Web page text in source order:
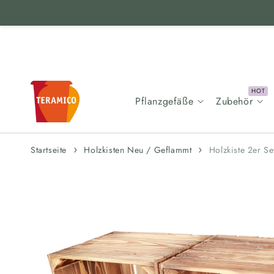
Zum Inhalt
Pflanzgefäße Zubehör
Startseite Holzkisten Neu / Geflammt Holzkiste 2er